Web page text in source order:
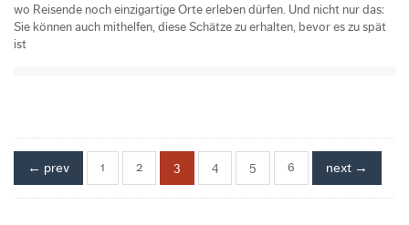
wo Reisende noch einzigartige Orte erleben dürfen. Und nicht nur das:
Sie können auch mithelfen, diese Schätze zu erhalten, bevor es zu spät
ist
← prev 1 2 3 4 5 6 next →